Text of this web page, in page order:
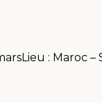
: Maroc